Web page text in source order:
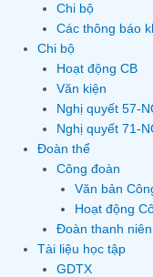
Chi bộ
Các thông báo
Chi bộ
Hoạt động CB
Văn kiện
Nghị quyết 57-
Nghị quyết 71-
Đoàn thể
Công đoàn
Văn bản
Hoạt động
Đoàn thanh niên
Tài liệu học tập
GDTX